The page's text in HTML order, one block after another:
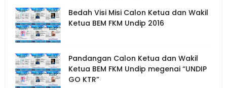
Bedah Visi Misi Calon Ketua dan Wakil
Ketua BEM FKM Undip 2016
Pandangan Calon Ketua dan Wakil
Ketua BEM FKM Undip megenai “UNDIP
GO KTR”